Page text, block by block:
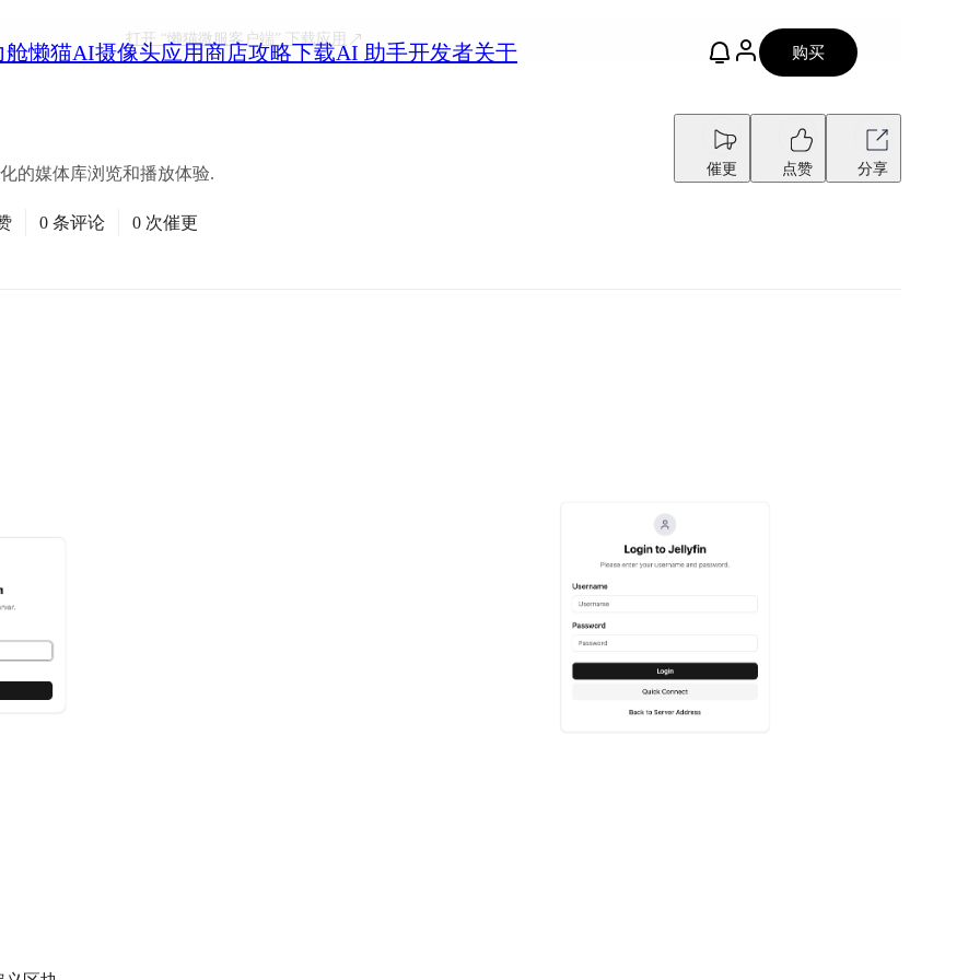
舱懒猫AI摄像头应用商店攻略下载AI 助手开发者关于 购买
打开 “懒猫微服客户端”下载应用
的媒体库浏览和播放体验. 催更 点赞 分享
0 条评论 0 次催更